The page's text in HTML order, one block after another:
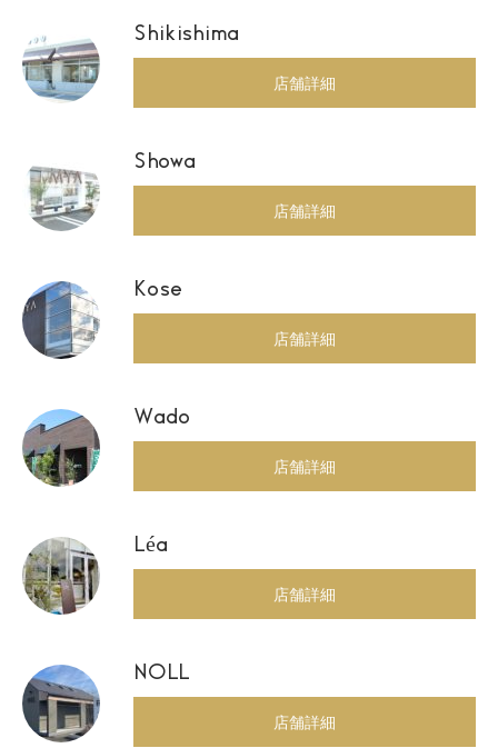
Shikishima
店舗詳細
Showa
店舗詳細
Kose
店舗詳細
Wado
店舗詳細
Léa
店舗詳細
NOLL
店舗詳細